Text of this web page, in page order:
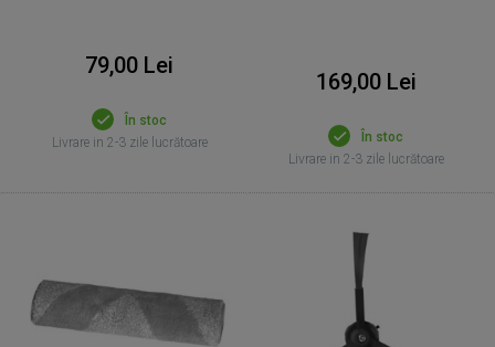
79,00 Lei
În stoc
Livrare in 2-3 zile lucrătoare
169,00 Lei
În stoc
Livrare in 2-3 zile lucrătoare